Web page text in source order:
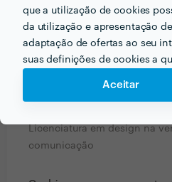
que a utilização de cookies
da utilização e apresentação
adaptação de ofertas ao seu
suas definições de cookies a
Aceitar
PERGUNTAS E RESPOSTAS
Que formação e experiência
sua actividade?
Licenciatura em design na
comunicação